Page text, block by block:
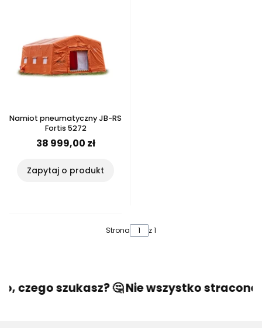
Namiot pneumatyczny JB-RS
Fortis 5272
38 999,00 zł
Zapytaj o produkt
Strona z 1
czego szukasz? 🤔 Nie wszystko